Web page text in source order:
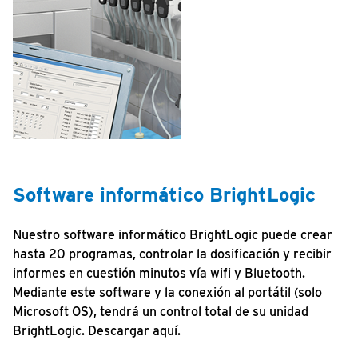
Software informático BrightLogic
Nuestro software informático BrightLogic puede crear
hasta 20 programas, controlar la dosificación y recibir
informes en cuestión minutos vía wifi y Bluetooth.
Mediante este software y la conexión al portátil (solo
Microsoft OS), tendrá un control total de su unidad
BrightLogic. Descargar aquí.